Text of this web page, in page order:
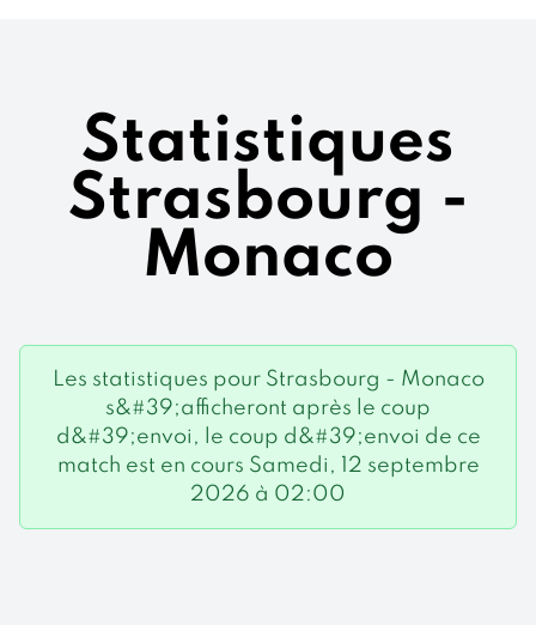
Statistiques
Strasbourg -
Monaco
Les statistiques pour Strasbourg - Monaco
s&#39;afficheront après le coup
d&#39;envoi, le coup d&#39;envoi de ce
match est en cours Samedi, 12 septembre
2026 à 02:00